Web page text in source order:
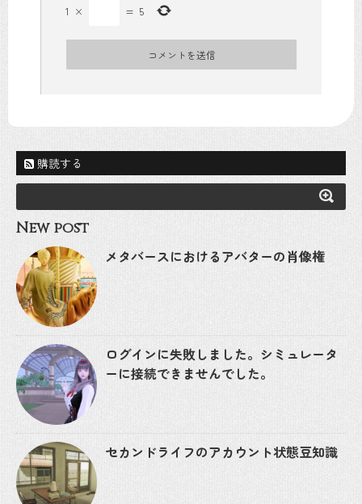
1 × = 5
購読する
New post
メタバースにおけるアバターの肖像権
ログインに失敗しました。シミュレータ
ーに接続できませんでした。
セカンドライフのアカウント状態豆知識